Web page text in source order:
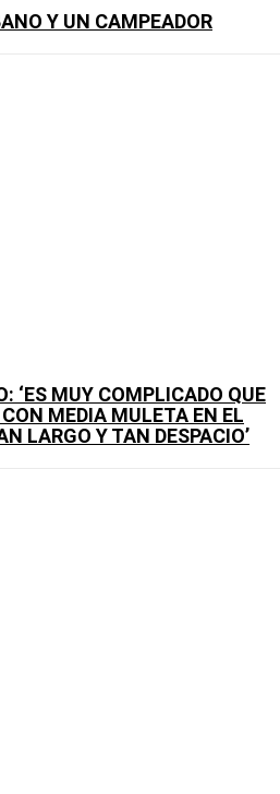
Y UN CAMPEADOR
‘ES MUY COMPLICADO QUE
MEDIA MULETA EN EL
LARGO Y TAN DESPACIO’